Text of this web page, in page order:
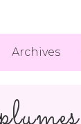
Archives